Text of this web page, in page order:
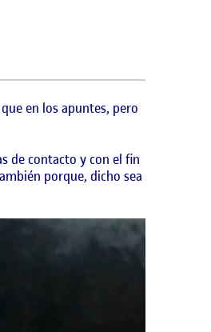
en los apuntes, pero
de contacto y con el fin
porque, dicho sea